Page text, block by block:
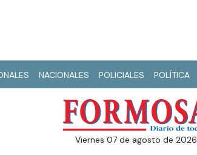
NACIONALES POLICIALES POLÍTICA
viernes 07 de agosto de 2026